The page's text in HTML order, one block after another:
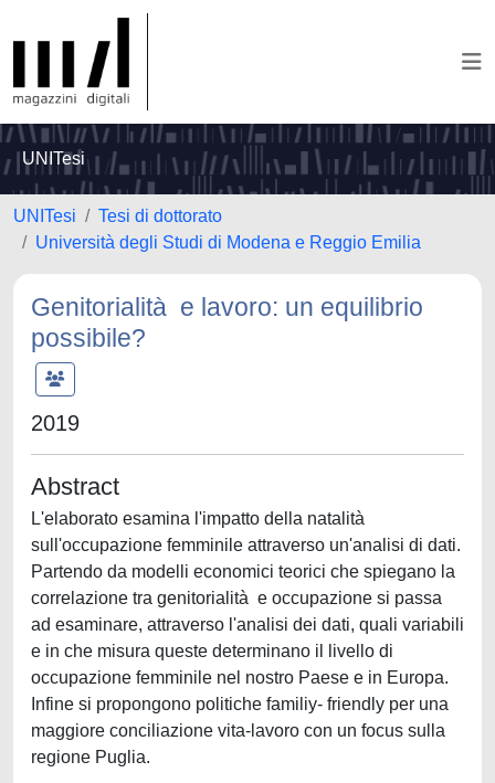
UNITesi
UNITesi
Tesi di dottorato
Università degli Studi di Modena e Reggio Emilia
Genitorialità e lavoro: un equilibrio
possibile?
2019
Abstract
L'elaborato esamina l'impatto della natalità
sull'occupazione femminile attraverso un'analisi di dati.
Partendo da modelli economici teorici che spiegano la
correlazione tra genitorialità e occupazione si passa
ad esaminare, attraverso l'analisi dei dati, quali variabili
e in che misura queste determinano il livello di
occupazione femminile nel nostro Paese e in Europa.
Infine si propongono politiche familiy- friendly per una
maggiore conciliazione vita-lavoro con un focus sulla
regione Puglia.